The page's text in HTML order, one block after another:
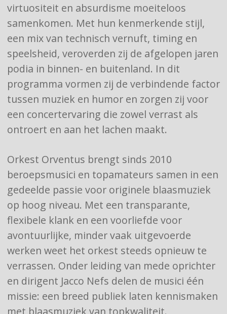
virtuositeit en absurdisme moeiteloos
samenkomen. Met hun kenmerkende stijl,
een mix van technisch vernuft, timing en
speelsheid, veroverden zij de afgelopen jaren
podia in binnen- en buitenland. In dit
programma vormen zij de verbindende factor
tussen muziek en humor en zorgen zij voor
een concertervaring die zowel verrast als
ontroert en aan het lachen maakt.
Orkest Orventus brengt sinds 2010
beroepsmusici en topamateurs samen in een
gedeelde passie voor originele blaasmuziek
op hoog niveau. Met een transparante,
flexibele klank en een voorliefde voor
avontuurlijke, minder vaak uitgevoerde
werken weet het orkest steeds opnieuw te
verrassen. Onder leiding van mede oprichter
en dirigent Jacco Nefs delen de musici één
missie: een breed publiek laten kennismaken
met blaasmuziek van topkwaliteit.